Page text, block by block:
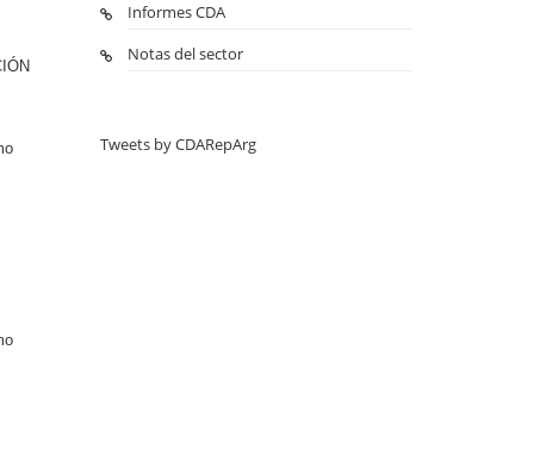
Informes CDA
Notas del sector
Tweets by CDARepArg